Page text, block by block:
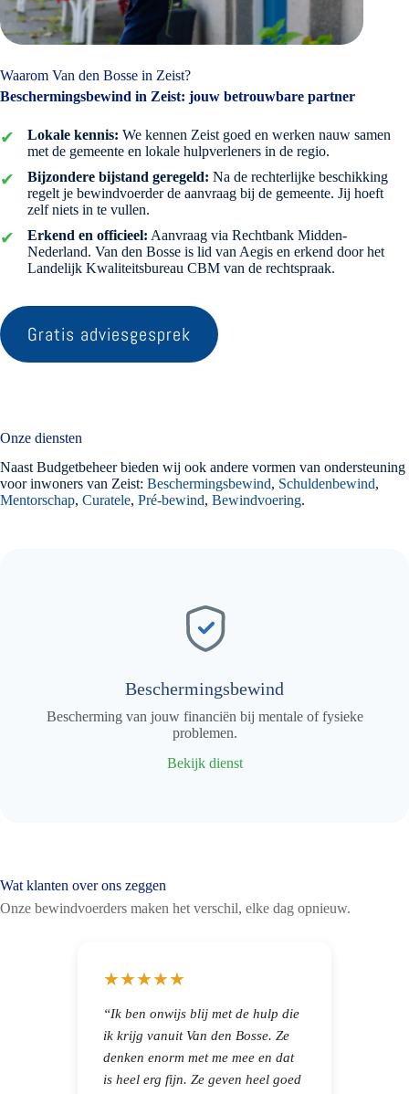
Waarom Van den Bosse in Zeist?
Beschermingsbewind in Zeist: jouw betrouwbare partner
Lokale kennis: We kennen Zeist goed en werken nauw samen
met de gemeente en lokale hulpverleners in de regio.
Bijzondere bijstand geregeld: Na de rechterlijke beschikking
regelt je bewindvoerder de aanvraag bij de gemeente. Jij hoeft
zelf niets in te vullen.
Erkend en officieel: Aanvraag via Rechtbank Midden-
Nederland. Van den Bosse is lid van Aegis en erkend door het
Landelijk Kwaliteitsbureau CBM van de rechtspraak.
Gratis adviesgesprek
Onze diensten
Naast Budgetbeheer bieden wij ook andere vormen van ondersteuning
voor inwoners van Zeist: Beschermingsbewind, Schuldenbewind,
Mentorschap, Curatele, Pré-bewind, Bewindvoering.
Beschermingsbewind
Bescherming van jouw financiën bij mentale of fysieke
problemen.
Bekijk dienst
Wat klanten over ons zeggen
Onze bewindvoerders maken het verschil, elke dag opnieuw.
★★★★★
“Ik ben onwijs blij met de hulp die
ik krijg vanuit Van den Bosse. Ze
denken enorm met me mee en dat
is heel erg fijn. Ze geven heel goed